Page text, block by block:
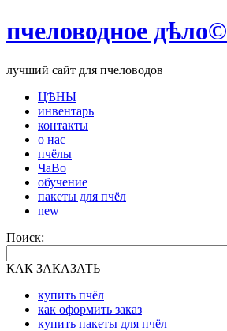
пчеловодное дѣло©
лучший сайт для пчеловодов
ЦѢНЫ
инвентарь
контакты
о нас
пчёлы
ЧаВо
обучение
пакеты для пчёл
new
Поиск:
КАК ЗАКАЗАТЬ
купить пчёл
как оформить заказ
купить пакеты для пчёл